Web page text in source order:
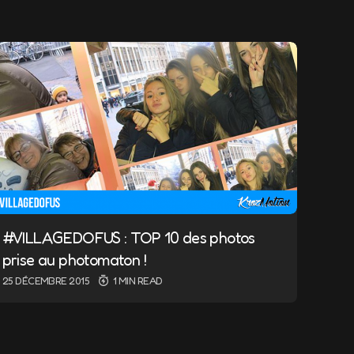
#VILLAGEDOFUS : TOP 10 des photos
prise au photomaton !
25 DÉCEMBRE 2015 1 MIN READ